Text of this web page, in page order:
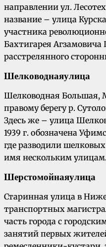
направлении ул.
название – улица
участника
Бахтигарея Агзамовича
расстрелянного
Шелководнаяулица
Шелководная Большая,
правому берегу р.
Здесь же – улица
1939 г. обозначена
где разводили
имя нескольким улицам.
Шерстомойнаяулица
Старинная улица в
транспортных
часть города с
занятий первых